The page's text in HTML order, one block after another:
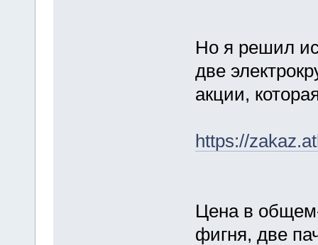
Но я решил
две
акции,
https://
Цена в
фигня, две